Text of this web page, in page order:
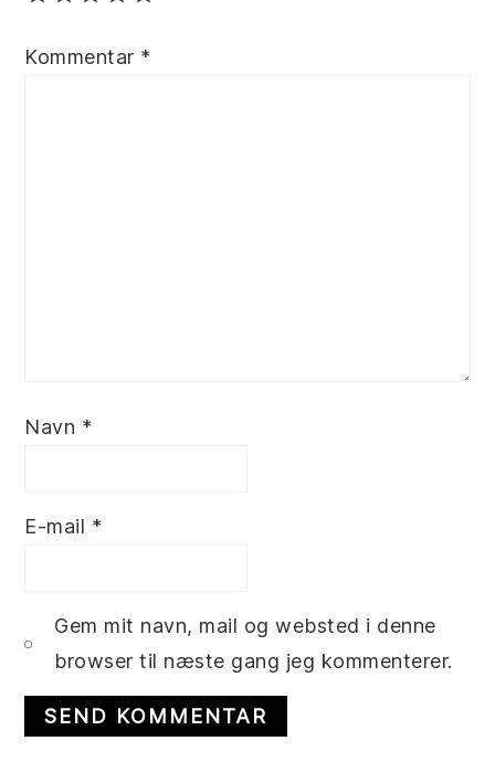
Kommentar *
Navn *
E-mail *
Gem mit navn, mail og websted i denne
browser til næste gang jeg kommenterer.